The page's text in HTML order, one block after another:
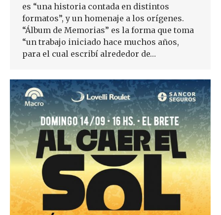
es “una historia contada en distintos
formatos”, y un homenaje a los orígenes.
“Álbum de Memorias” es la forma que toma
“un trabajo iniciado hace muchos años,
para el cual escribí alrededor de…